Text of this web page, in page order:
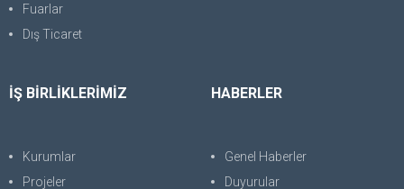
Fuarlar
Dış Ticaret
İŞ BİRLİKLERİMİZ
Kurumlar
Projeler
HABERLER
Genel Haberler
Duyurular